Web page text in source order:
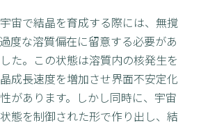
宙で結晶を育成する際には、無撹
度な溶質偏在に留意する必要があ
た。この状態は溶質内の核発生を
成長速度を増加させ界面不安定化
があります。しかし同時に、宇宙
態を制御された形で作り出し、結